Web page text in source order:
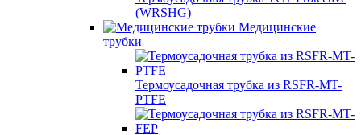
(WRSHG)
Медицинские
трубки
Термоусадочная трубка из RSFR-MT-
PTFE